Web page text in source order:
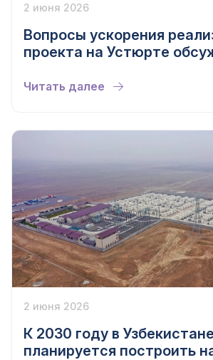
2 июня 2026
Вопросы ускорения
проекта на Устюрте
Читать далее
2 июня 2026
К 2030 году в Узбекистане
планируется построить